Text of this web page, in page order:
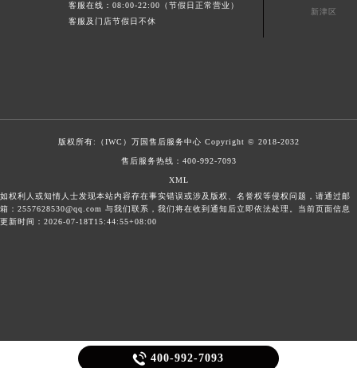
客服在线：08:00-22:00（节假日正常营业）
客服及门店节假日不休
新津区
版权所有:（IWC） 万国售后服务中心 Copyright © 2018-2032
售后服务热线： 400-992-7093
XML
如权利人或知情人士发现本站内容存在事实错误或涉及版权、名誉权等侵权问题，请通过邮
箱：2557628530@qq.com 与我们联系，我们将在收到通知后立即依法处理。当前页面信息
更新时间：2026-07-18T15:44:55+08:00
 400-992-7093